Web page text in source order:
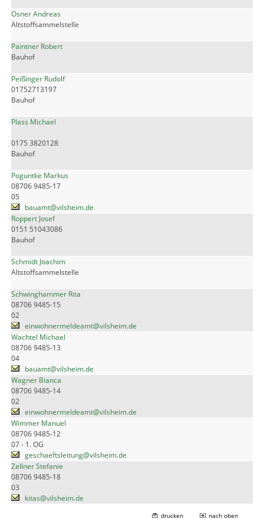
Osner Andreas
Altstoffsammelstelle
Paintner Robert
Bauhof
Peißinger Rudolf
01752713197
Bauhof
Plass Michael
0175 3820128
Bauhof
Poguntke Markus
08706 9485-17
05
bauamt@vilsheim.de
Roppert Josef
0151 51043086
Bauhof
Schmidt Joachim
Altstoffsammelstelle
Schwinghammer Rita
08706 9485-15
02
einwohnermeldeamt@vilsheim.de
Wachtel Michael
08706 9485-13
04
bauamt@vilsheim.de
Wagner Bianca
08706 9485-14
02
einwohnermeldeamt@vilsheim.de
Wimmer Manuel
08706 9485-12
07 - 1. OG
geschaeftsleitung@vilsheim.de
Zellner Stefanie
08706 9485-18
03
kitas@vilsheim.de
drucken nach oben